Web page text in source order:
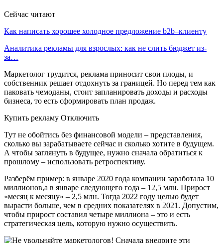
Сейчас читают
Как написать хорошее холодное предложение b2b–клиенту
Аналитика рекламы для взрослых: как не слить бюджет из-
за…
Маркетолог трудится, реклама приносит свои плоды, и
собственник решает отдохнуть за границей. Но перед тем как
паковать чемоданы, стоит запланировать доходы и расходы
бизнеса, то есть сформировать план продаж.
Купить рекламу Отключить
Тут не обойтись без финансовой модели – представления,
сколько вы зарабатываете сейчас и сколько хотите в будущем.
А чтобы заглянуть в будущее, нужно сначала обратиться к
прошлому – использовать ретроспективу.
Разберём пример: в январе 2020 года компании заработала 10
миллионов,а в январе следующего года – 12,5 млн. Прирост
«месяц к месяцу» – 2,5 млн. Тогда 2022 году целью будет
вырасти больше, чем в средних показателях в 2021. Допустим,
чтобы прирост составил четыре миллиона – это и есть
стратегическая цель, которую нужно осуществить.